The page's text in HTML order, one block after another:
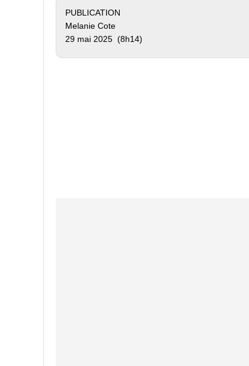
PUBLICATION
Melanie Cote
29 mai 2025 (8h14)